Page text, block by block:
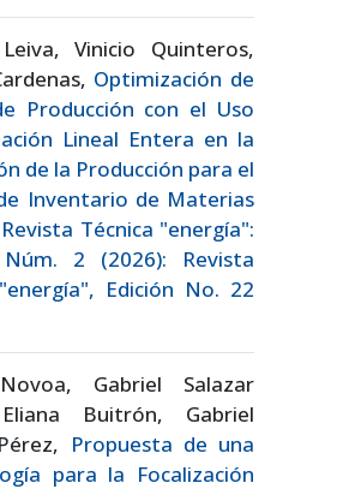
Vinicio Quinteros,
Optimización de
Producción con el Uso
Lineal Entera en la
de la Producción para el
Inventario de Materias
Revista Técnica "energía":
2 (2026): Revista
Edición No. 22
Gabriel Salazar
Buitrón, Gabriel
Propuesta de una
para la Focalización